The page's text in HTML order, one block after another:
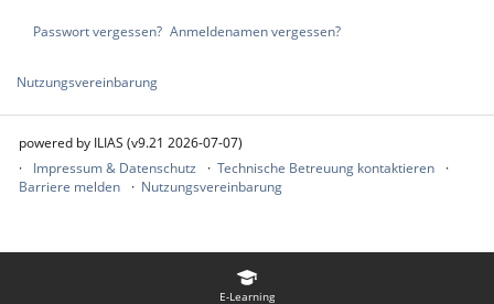
E-Learning
Passwort vergessen? Anmeldenamen vergessen?
Nutzungsvereinbarung
powered by ILIAS (v9.21 2026-07-07)
Impressum & Datenschutz
Technische Betreuung kontaktieren
Barriere melden
Nutzungsvereinbarung